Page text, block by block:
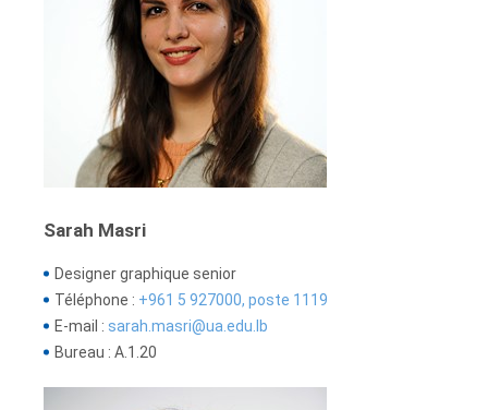
Sarah Masri
Designer graphique senior
Téléphone : +961 5 927000, poste 1119
E-mail : sarah.masri@ua.edu.lb
Bureau : A.1.20